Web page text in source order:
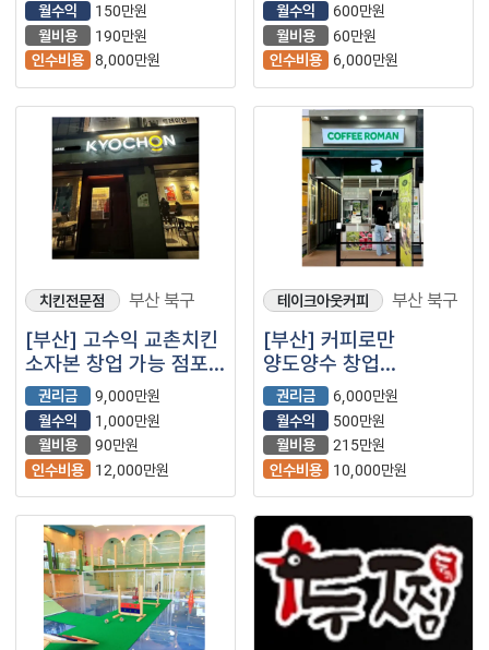
월수익
150만원
월비용
190만원
인수비용 8,000만원
월수익
600만원
월비용
60만원
인수비용
6,000만원
치킨전문점 부산 북구
[부산] 고수익 교촌치킨
소자본 창업 가능 점포
[급매]
권리금
9,000만원
월수익
1,000만원
월비용
90만원
인수비용
12,000만원
테이크아웃커피 부산 북구
[부산] 커피로만
양도양수 창업
(프랜차이즈/저가커피/
카페)
권리금
6,000만원
월수익
500만원
월비용
215만원
인수비용
10,000만원